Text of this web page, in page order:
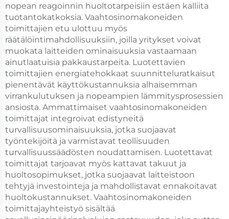
nopean reagoinnin huoltotarpeisiin estäen kalliita
tuotantokatkoksia. Vaahtosinomakoneiden
toimittajien etu ulottuu myös
räätälöintimahdollisuuksiin, joilla yritykset voivat
muokata laitteiden ominaisuuksia vastaamaan
ainutlaatuisia pakkaustarpeita. Luotettavien
toimittajien energiatehokkaat suunnitteluratkaisut
pienentävät käyttökustannuksia alhaisemman
virrankulutuksen ja nopeampien lämmitysprosessien
ansiosta. Ammattimaiset vaahtosinomakoneiden
toimittajat integroivat edistyneitä
turvallisuusominaisuuksia, jotka suojaavat
työntekijöitä ja varmistavat teollisuuden
turvallisuussäädösten noudattamisen. Luotettavat
toimittajat tarjoavat myös kattavat takuut ja
huoltosopimukset, jotka suojaavat laitteistoon
tehtyjä investointeja ja mahdollistavat ennakoitavat
huoltokustannukset. Vaahtosinomakoneiden
toimittajayhteistyö sisältää